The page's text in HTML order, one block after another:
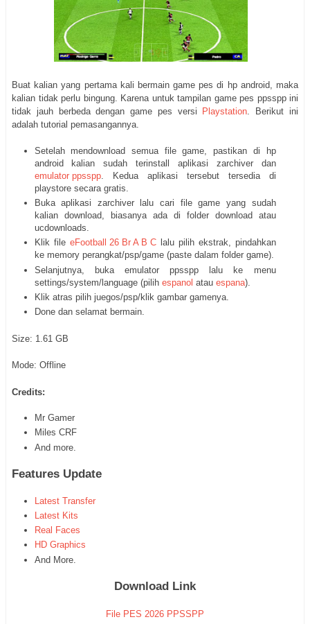
Buat kalian yang pertama kali bermain game pes di hp android, maka
kalian tidak perlu bingung. Karena untuk tampilan game pes ppsspp ini
tidak jauh berbeda dengan game pes versi
Playstation. Berikut ini
adalah tutorial pemasangannya.
Setelah mendownload semua file game, pastikan di hp
android kalian sudah terinstall aplikasi zarchiver dan
emulator ppsspp. Kedua aplikasi tersebut tersedia di
playstore secara gratis.
Buka aplikasi zarchiver lalu cari file game yang sudah
kalian download, biasanya ada di folder download atau
ucdownloads.
Klik file eFootball 26 Br A B Clalu pilih ekstrak, pindahkan
ke memory perangkat/psp/game (paste dalam folder game).
Selanjutnya, buka emulator ppsspp lalu ke menu
settings/system/language (pilih espanol atau espana).
Klik atras pilih juegos/psp/klik gambar gamenya.
Done dan selamat bermain.
Size: 1.61 GB
Mode: Offline
Credits:
Mr Gamer
Miles CRF
And more.
Features Update
Latest Transfer
Latest Kits
Real Faces
HD Graphics
And More.
Download Link
File PES 2026 PPSSPP